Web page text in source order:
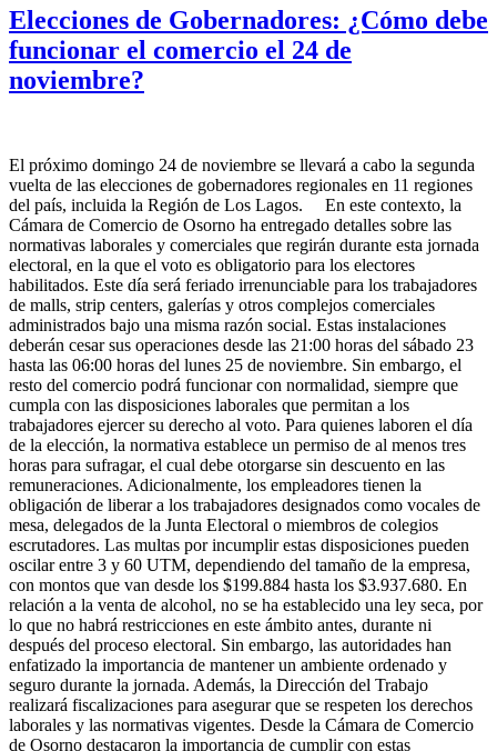
Elecciones de Gobernadores: ¿Cómo debe
funcionar el comercio el 24 de
noviembre?
El próximo domingo 24 de noviembre se llevará a cabo la segunda
vuelta de las elecciones de gobernadores regionales en 11 regiones
del país, incluida la Región de Los Lagos. En este contexto, la
Cámara de Comercio de Osorno ha entregado detalles sobre las
normativas laborales y comerciales que regirán durante esta jornada
electoral, en la que el voto es obligatorio para los electores
habilitados. Este día será feriado irrenunciable para los trabajadores
de malls, strip centers, galerías y otros complejos comerciales
administrados bajo una misma razón social. Estas instalaciones
deberán cesar sus operaciones desde las 21:00 horas del sábado 23
hasta las 06:00 horas del lunes 25 de noviembre. Sin embargo, el
resto del comercio podrá funcionar con normalidad, siempre que
cumpla con las disposiciones laborales que permitan a los
trabajadores ejercer su derecho al voto. Para quienes laboren el día
de la elección, la normativa establece un permiso de al menos tres
horas para sufragar, el cual debe otorgarse sin descuento en las
remuneraciones. Adicionalmente, los empleadores tienen la
obligación de liberar a los trabajadores designados como vocales de
mesa, delegados de la Junta Electoral o miembros de colegios
escrutadores. Las multas por incumplir estas disposiciones pueden
oscilar entre 3 y 60 UTM, dependiendo del tamaño de la empresa,
con montos que van desde los $199.884 hasta los $3.937.680. En
relación a la venta de alcohol, no se ha establecido una ley seca, por
lo que no habrá restricciones en este ámbito antes, durante ni
después del proceso electoral. Sin embargo, las autoridades han
enfatizado la importancia de mantener un ambiente ordenado y
seguro durante la jornada. Además, la Dirección del Trabajo
realizará fiscalizaciones para asegurar que se respeten los derechos
laborales y las normativas vigentes. Desde la Cámara de Comercio
de Osorno destacaron la importancia de cumplir con estas